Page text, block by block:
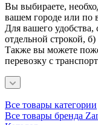
Вы выбираете,
вашем городе или по
Для вашего удобства,
отдельной строкой, б)
Также вы можете
перевозку с
Все товары категории
Все товары бренда